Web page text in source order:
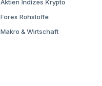
Aktien Indizes Krypto
Forex Rohstoffe
Makro & Wirtschaft